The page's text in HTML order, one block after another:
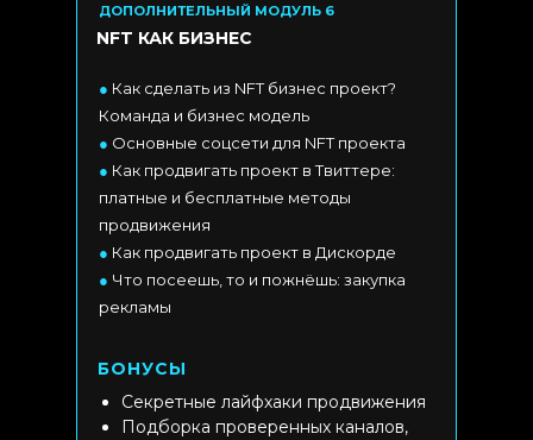
ДОПОЛНИТЕЛЬНЫЙ МОДУЛЬ 6
NFT КАК БИЗНЕС
● Как сделать из NFT бизнес проект?
Команда и бизнес модель
● Основные соцсети для NFT проекта
● Как продвигать проект в Твиттере:
платные и бесплатные методы
продвижения
● Как продвигать проект в Дискорде
● Что посеешь, то и пожнёшь: закупка
рекламы
Секретные лайфхаки продвижения
Подборка проверенных каналов,
БОНУСЫ